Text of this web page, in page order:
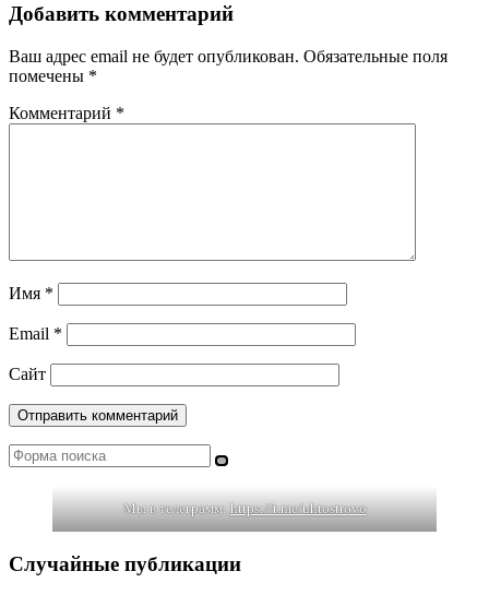
Добавить комментарий
Ваш адрес email не будет опубликован. Обязательные поля
помечены *
Комментарий *
Имя *
Email *
Сайт
Поиск
Мы в телеграмм:https://t.me/uhtostrovo
Случайные публикации